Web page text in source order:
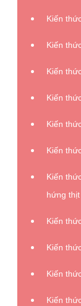
Kiến
Kiến
Kiến
Kiến
Kiến
Kiến
Kiến
hứng
Kiến
Kiến
Kiến
Kiến